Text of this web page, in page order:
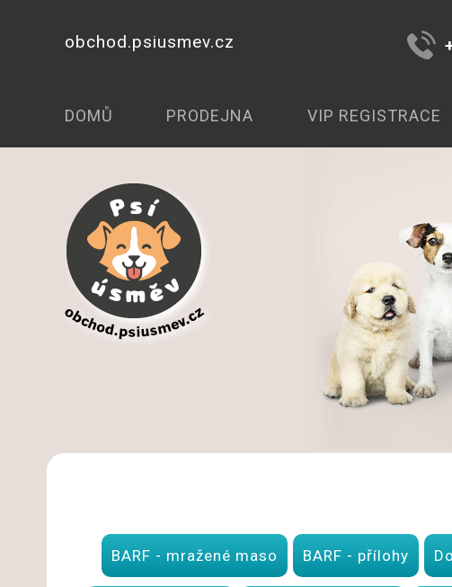
obchod.psiusmev.cz
DOMŮ PRODEJNA VIP REGISTRACE
BARF - mražené maso BARF - přílohy